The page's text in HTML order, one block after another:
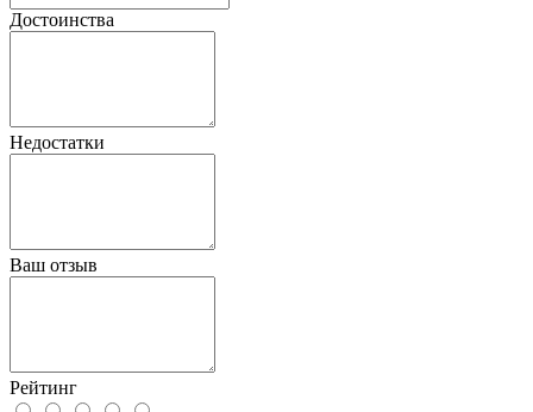
Достоинства
Недостатки
Ваш отзыв
Рейтинг